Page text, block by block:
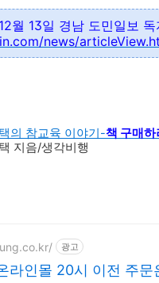
월 13일 경남 도민일보
news/
의 참교육 이야기-책 구매하
지음/생각비행
광고
라인몰 20시 이전 주문